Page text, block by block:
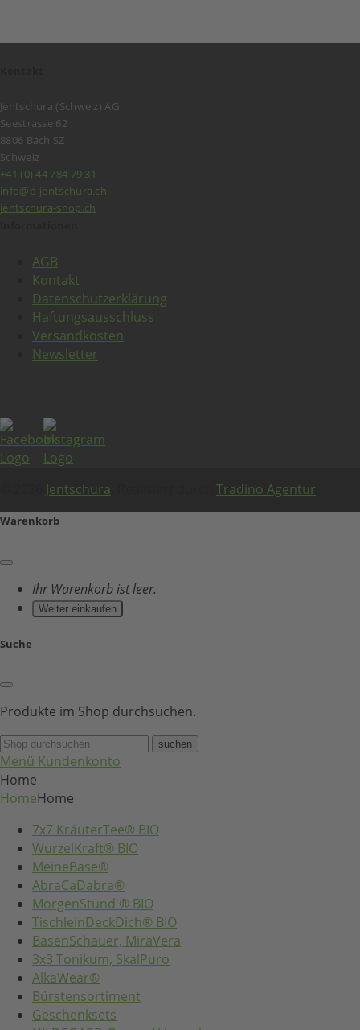
Jentschura (Schweiz) AG
Seestrasse 62
8806 Bäch SZ
Schweiz
+41 (0) 44 784 79 31
info@p-jentschura.ch
jentschura-shop.ch
AGB
Kontakt
Datenschutzerklärung
Haftungsausschluss
Versandkosten
Newsletter
Jentschura Tradino Agentur
Warenkorb
Ihr Warenkorb ist leer.
Weiter einkaufen
Suche
Produkte im Shop durchsuchen.
suchen
Menü Kundenkonto
Home
HomeHome
7x7 KräuterTee® BIO
WurzelKraft® BIO
MeineBase®
AbraCaDabra®
MorgenStund'® BIO
TischleinDeckDich® BIO
BasenSchauer, MiraVera
3x3 Tonikum, SkalPuro
AlkaWear®
Bürstensortiment
Geschenksets